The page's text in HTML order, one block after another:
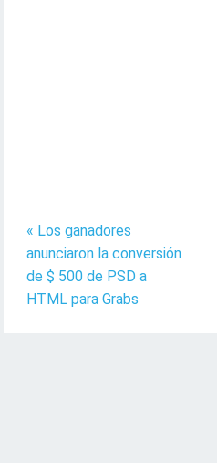
« Los ganadores
anunciaron la conversión
de $ 500 de PSD a
HTML para Grabs